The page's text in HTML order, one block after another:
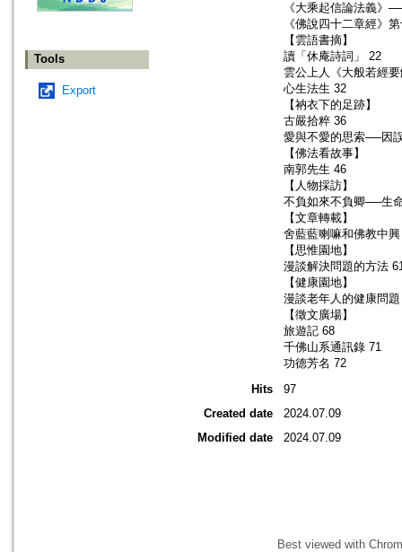
Tools
Export
《大乘起信論法義》
《佛說四十二章經》
【雲語書摘】
讀「休庵詩詞」 22
雲公上人《大般若經
心生法生 32
【衲衣下的足跡】
古嚴拾粹 36
愛與不愛的思索──因
【佛法看故事】
南郭先生 46
【人物採訪】
不負如來不負卿──生
【文章轉載】
舍藍藍喇嘛和佛教中
【思惟園地】
漫談解決問題的方法
【健康園地】
漫談老年人的健康問
【徵文廣場】
旅遊記 68
千佛山系通訊錄 71
功德芳名 72
Hits
97
Created date
2024.07.09
Modified date
2024.07.09
Best viewed with